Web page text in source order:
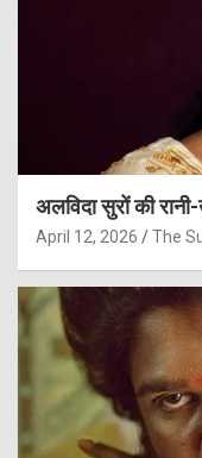
अलविदा सुरों की
April 12, 2026 The